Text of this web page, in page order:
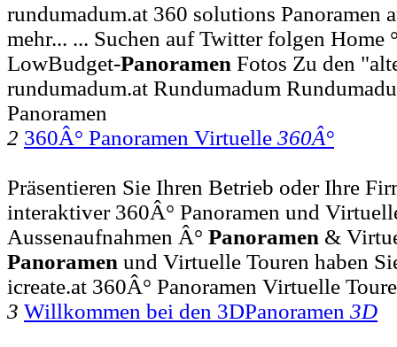
rundumadum.at 360 solutions Panoramen
mehr... ... Suchen auf Twitter folgen Home
LowBudget-Panoramen Fotos Zu den
rundumadum.at Rundumadum
Panoramen
2 360Â° Panoramen Virtuelle 360Â°
Präsentieren Sie Ihren Betrieb oder Ihre
interaktiver 360Â° Panoramen und
Aussenaufnahmen Â° Panoramen &
Panoramen und Virtuelle Touren haben
icreate.at 360Â° Panoramen Virtuelle
3 Willkommen bei den 3DPanoramen 3D